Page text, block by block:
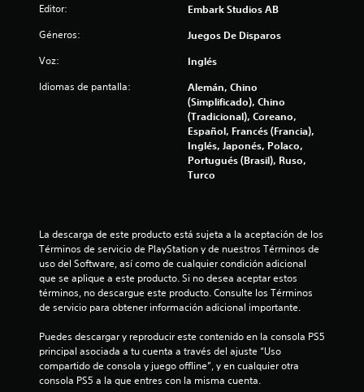
f
i
a
c
i
o
n
e
Editor: Embark Studios AB
Géneros: Juegos De Disparos
Voz: Inglés
Idiomas de pantalla:
Alemán, Chino
(Simplificado), Chino
(Tradicional), Coreano,
Español, Francés (Francia),
Inglés, Japonés, Polaco,
Portugués (Brasil), Ruso,
Turco
La descarga de este producto está sujeta a la aceptación de los
Términos de servicio de PlayStation y de nuestros Términos de
uso del Software, así como de cualquier condición adicional
que se aplique a este producto. Si no desea aceptar estos
términos, no descargue este producto. Consulte los Términos
de servicio para obtener información adicional importante.
Puedes descargar y reproducir este contenido en la consola PS5
principal asociada a tu cuenta a través del ajuste “Uso
compartido de consola y juego offline”, y en cualquier otra
consola PS5 a la que entres con la misma cuenta.